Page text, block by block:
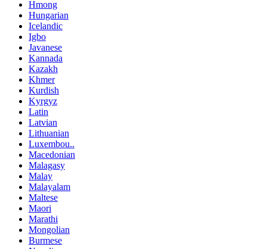
Hmong
Hungarian
Icelandic
Igbo
Javanese
Kannada
Kazakh
Khmer
Kurdish
Kyrgyz
Latin
Latvian
Lithuanian
Luxembou..
Macedonian
Malagasy
Malay
Malayalam
Maltese
Maori
Marathi
Mongolian
Burmese